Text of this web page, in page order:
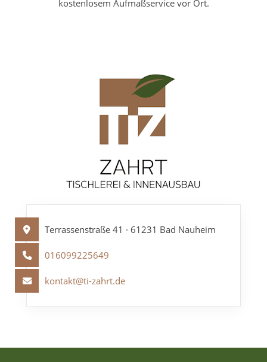
kostenlosem Aufmaßservice vor Ort.
Terrassenstraße 41 · 61231 Bad Nauheim
016099225649
kontakt@ti-zahrt.de